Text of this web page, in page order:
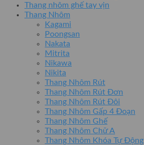
Thang nhôm ghế tay vịn
Thang Nhôm
Kagami
Poongsan
Nakata
Mitrita
Nikawa
Nikita
Thang Nhôm Rút
Thang Nhôm Rút Đơn
Thang Nhôm Rút Đôi
Thang Nhôm Gấp 4 Đoạn
Thang Nhôm Ghế
Thang Nhôm Chữ A
Thang Nhôm Khóa Tự Động